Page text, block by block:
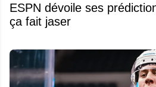
ESPN dévoile ses
ça fait jaser